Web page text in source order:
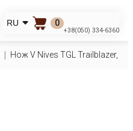
RU 0
+38(050) 334-6360
Нож V Nives TGL Trailblazer,